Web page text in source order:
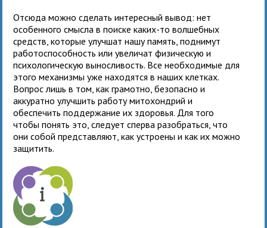
Отсюда можно сделать интересный вывод: нет
особенного смысла в поиске каких-то волшебных
средств, которые улучшат нашу память, поднимут
работоспособность или увеличат физическую и
психологическую выносливость. Все необходимые для
этого механизмы уже находятся в наших клетках.
Вопрос лишь в том, как грамотно, безопасно и
аккуратно улучшить работу митохондрий и
обеспечить поддержание их здоровья. Для того
чтобы понять это, следует сперва разобраться, что
они собой представляют, как устроены и как их можно
защитить.